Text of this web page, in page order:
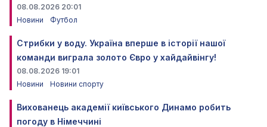
08.08.2026 20:01
Новини
Футбол
Стрибки у воду. Україна вперше в історії нашої
команди виграла золото Євро у хайдайвінгу!
08.08.2026 19:01
Новини
Новини спорту
Вихованець академії київського Динамо робить
погоду в Німеччині